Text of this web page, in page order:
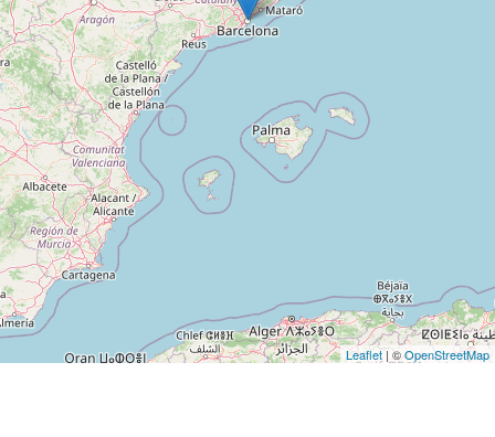
Leaflet | ©OpenStreetMap